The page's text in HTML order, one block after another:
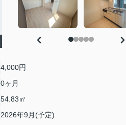
4,000円
0ヶ月
54.83㎡
2026年9月(予定)